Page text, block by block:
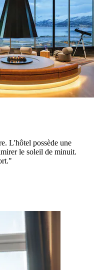
L'hôtel possède une
le soleil de minuit.